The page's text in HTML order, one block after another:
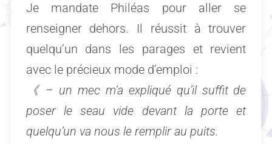
Je mandate Philéas pour aller se
renseigner dehors. Il réussit à trouver
quelqu’un dans les parages et revient
avec le précieux mode d’emploi :
《 – un mec m’a expliqué qu’il suffit de
poser le seau vide devant la porte et
quelqu’un va nous le remplir au puits.